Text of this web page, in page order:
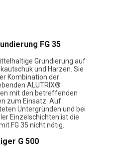
FG 35
Grundierung auf
und Harzen. Sie
Kombination der
ALUTRIX®
mit den betreffenden
zum Einsatz. Auf
Untergründen und bei
Einzelschichten ist die
FG 35 nicht nötig.
G 500